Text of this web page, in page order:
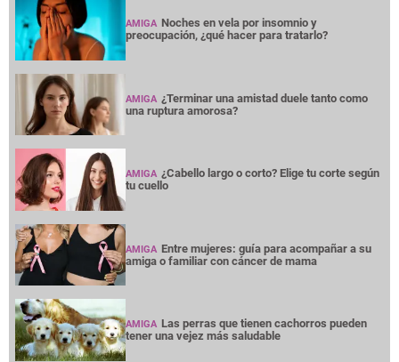
AMIGA Noches en vela por insomnio y
preocupación, ¿qué hacer para tratarlo?
AMIGA ¿Terminar una amistad duele tanto como
una ruptura amorosa?
AMIGA ¿Cabello largo o corto? Elige tu corte según
tu cuello
AMIGA Entre mujeres: guía para acompañar a su
amiga o familiar con cáncer de mama
AMIGA Las perras que tienen cachorros pueden
tener una vejez más saludable